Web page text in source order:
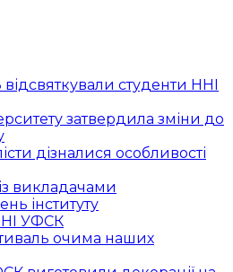
студенти ННІ
затвердила зміни до
дізналися особливості
викладачами
інституту
УФСК
очима наших